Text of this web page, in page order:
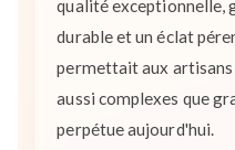
qualité exceptionnelle,
durable et un éclat
permettait aux
aussi complexes que
perpétue aujourd'hui.